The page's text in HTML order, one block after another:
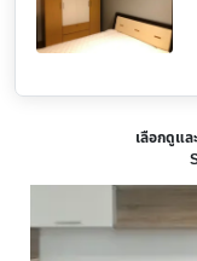
เลือกดูแ